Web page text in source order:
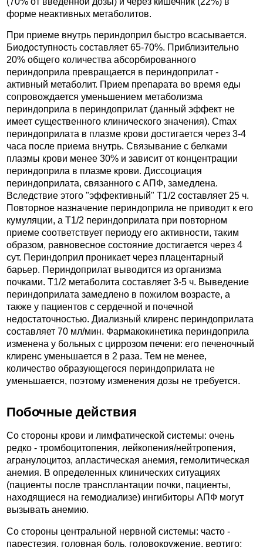
форме неактивных метаболитов.
При приеме внутрь периндоприл быстро всасывается.
Биодоступность составляет 65-70%. Приблизительно
20% общего количества абсорбированного
периндоприла превращается в периндоприлат -
активный метаболит. Прием препарата во время еды
сопровождается уменьшением метаболизма
периндоприла в периндоприлат (данный эффект не
имеет существенного клинического значения). Cmax
периндоприлата в плазме крови достигается через 3-4
часа после приема внутрь. Связывание с белками
плазмы крови менее 30% и зависит от концентрации
периндоприла в плазме крови. Диссоциация
периндоприлата, связанного с АПФ, замедлена.
Вследствие этого "эффективный" T1/2 составляет 25 ч.
Повторное назначение периндоприла не приводит к его
кумуляции, а T1/2 периндоприлата при повторном
приеме соответствует периоду его активности, таким
образом, равновесное состояние достигается через 4
сут. Периндоприл проникает через плацентарный
барьер. Периндоприлат выводится из организма
почками. T1/2 метаболита составляет 3-5 ч. Выведение
периндоприлата замедлено в пожилом возрасте, а
также у пациентов с сердечной и почечной
недостаточностью. Диализный клиренс периндоприлата
составляет 70 мл/мин. Фармакокинетика периндоприла
изменена у больных с циррозом печени: его печеночный
клиренс уменьшается в 2 раза. Тем не менее,
количество образующегося периндоприлата не
уменьшается, поэтому изменения дозы не требуется.
Побочные действия
Со стороны крови и лимфатической системы: очень
редко - тромбоцитопения, лейкопения/нейтропения,
агранулоцитоз, апластическая анемия, гемолитическая
анемия. В определенных клинических ситуациях
(пациенты после трансплантации почки, пациенты,
находящиеся на гемодиализе) ингибиторы АПФ могут
вызывать анемию.
Со стороны центральной нервной системы: часто -
парестезия, головная боль, головокружение, вертиго;